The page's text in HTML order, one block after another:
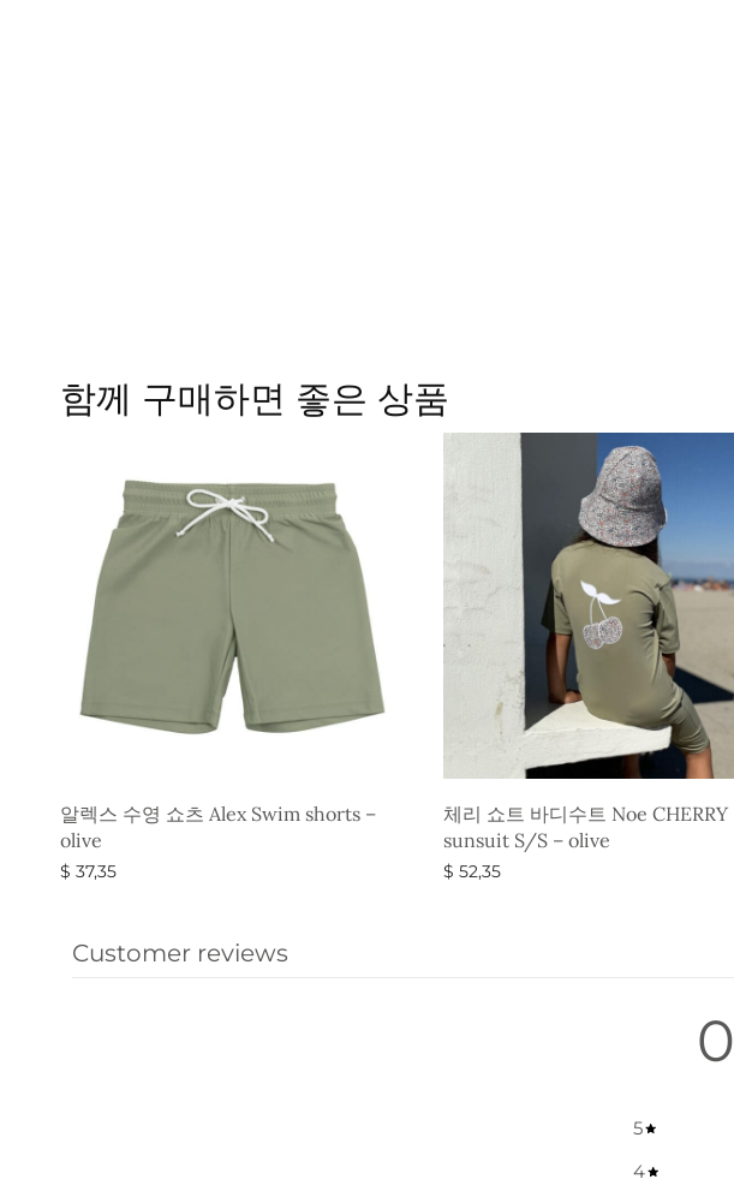
함께 구매하면 좋은 상품
알렉스 수영 쇼츠 Alex Swim shorts –
olive
$ 37,35
체리 쇼트 바디수트 Noe CHERRY
sunsuit S/S – olive
$ 52,35
Customer reviews
0
5
4